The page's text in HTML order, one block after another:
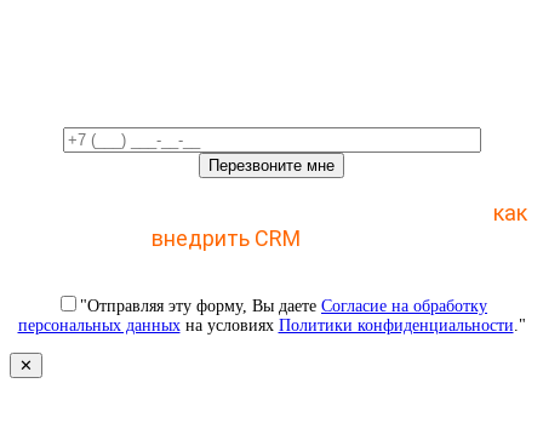
как
внедрить CRM
"Отправляя эту форму, Вы даете Согласие на обработку
персональных данныхна условиях Политики конфиденциальности."
✕